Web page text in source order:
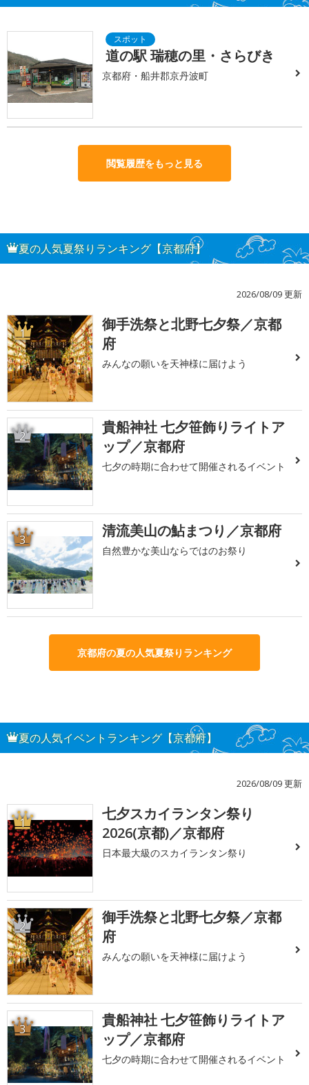
道の駅 瑞穂の里・さらびき
京都府・船井郡京丹波町
閲覧履歴をもっと見る
夏の人気夏祭りランキング【京都府】
2026/08/09 更新
1
御手洗祭と北野七夕祭／京都
府
みんなの願いを天神様に届けよう
2
貴船神社 七夕笹飾りライトア
ップ／京都府
七夕の時期に合わせて開催されるイベント
3 清流美山の鮎まつり／京都府
自然豊かな美山ならではのお祭り
京都府の夏の人気夏祭りランキング
夏の人気イベントランキング【京都府】
2026/08/09 更新
1
七夕スカイランタン祭り
2026(京都)／京都府
日本最大級のスカイランタン祭り
2
御手洗祭と北野七夕祭／京都
府
みんなの願いを天神様に届けよう
3
貴船神社 七夕笹飾りライトア
ップ／京都府
七夕の時期に合わせて開催されるイベント